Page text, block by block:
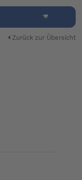
Zurück zur Übersicht